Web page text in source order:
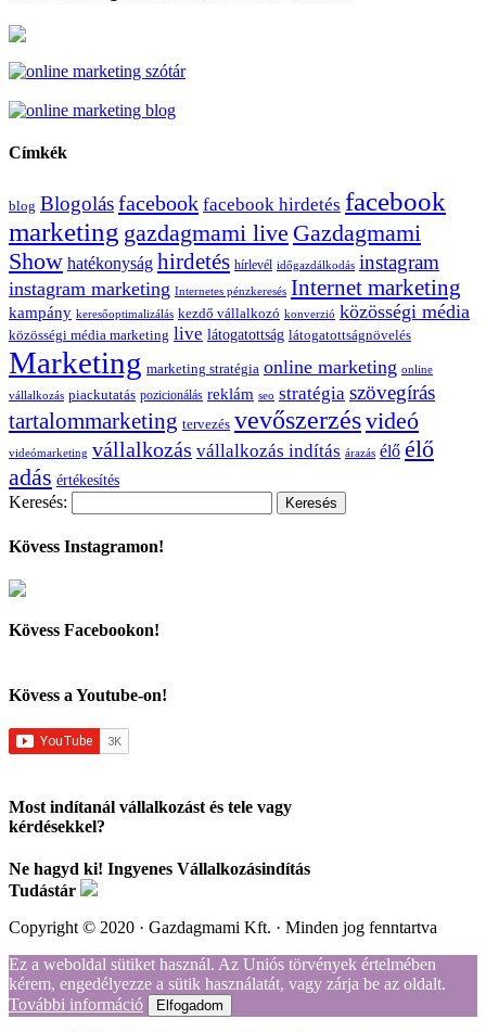
Címkék
blog Blogolásfacebook facebook hirdetés facebook
marketing gazdagmami live Gazdagmami
Show hatékonyság hirdetés hírlevél időgazdálkodás instagram
instagram marketing Internetes pénzkeresés Internet marketing
kampány keresőoptimalizálás kezdő vállalkozó konverzió közösségi média
közösségi média marketing live látogatottság látogatottságnövelés
Marketing marketing stratégia online marketing online
vállalkozás piackutatás pozicionálás reklám seo stratégia szövegírás
tartalommarketing tervezés vevőszerzésvideó
videómarketing vállalkozás vállalkozás indítás árazás élő élő
adás értékesítés
Keresés:
Kövess Instagramon!
Kövess Facebookon!
Kövess a Youtube-on!
Most indítanál vállalkozást és tele vagy
kérdésekkel?
Ne hagyd ki! Ingyenes Vállalkozásindítás
Tudástár
Copyright © 2020 · Gazdagmami Kft. · Minden jog fenntartva
Ez a weboldal sütiket használ. Az Uniós törvények értelmében
kérem, engedélyezze a sütik használatát, vagy zárja be az oldalt.
További információ
Elfogadom